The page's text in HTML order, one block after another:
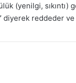
(yenilgi,
diyerek reddeder ve